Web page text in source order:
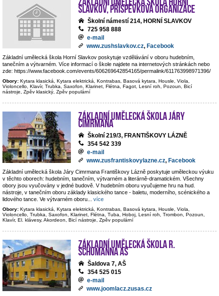
Slavkov, příspěvková organizace
Školní námestí 214, HORNÍ SLAVKOV
725 958 888
e-mail
www.zushslavkov.cz, Facebook
Základní umělecká škola Horní Slavkov poskytuje vzdělávání v oboru hudebním,
tanečním a výtvarném. Více informací o škole najdete na internetových stránkách nebo
zde: https://www.facebook.com/events/606269642854165/permalink/611763998971396/
Obory: Kytara klasická, Kytara elektrická, Kontrabas, Basová kytara, Housle, Viola,
Violoncello, Klavír, Trubka, Saxofon, Klarinet, Flétna, Fagot, Lesní roh, Pozoun, Bicí
nástroje, Zpěv klasický, Zpěv populární
Základní umělecká škola Járy
Cimrmana
Školní 219/3, FRANTIŠKOVY LÁZNĚ
354 542 339
e-mail
www.zusfrantiskovylazne.cz, Facebook
Základní umělecká škola Járy Cimrmana Františkovy Lázně poskytuje uměleckou výuku
v těchto oborech: hudebním, tanečním, výtvarném a literárně-dramatickém. Všechny
obory jsou vyučovány v jedné budově. V hudebním oboru vyučujeme hru na hud.
nástroje, v tanečním oboru základy klasického tance - baletu, moderního, scénického a
lidového tance. Ve výtvarném oboru
více
Obory: Kytara klasická, Kytara elektrická, Kontrabas, Basová kytara, Housle, Viola,
Violoncello, Trubka, Saxofon, Klarinet, Flétna, Tuba, Hoboj, Lesní roh, Trombon, Pozoun,
Klavír, El. klávesy, Akordeon, Bicí nástroje, Zpěv populární
Základní umělecká škola R.
Schumanna Aš
Šaldova 7, AŠ
354 525 015
e-mail
www.joomlacz.zusas.cz